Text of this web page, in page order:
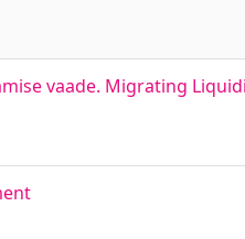
vaade. Migrating